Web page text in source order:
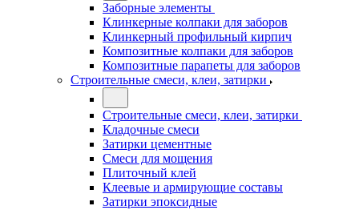
Заборные элементы
Клинкерные колпаки для заборов
Клинкерный профильный кирпич
Композитные колпаки для заборов
Композитные парапеты для заборов
Строительные смеси, клеи, затирки
Строительные смеси, клеи, затирки
Кладочные смеси
Затирки цементные
Смеси для мощения
Плиточный клей
Клеевые и армирующие составы
Затирки эпоксидные